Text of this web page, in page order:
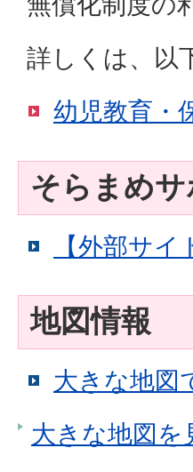
詳しくは、以
幼児教育・
そらまめ
【外部サ
地図情報
大きな地図
大きな地図